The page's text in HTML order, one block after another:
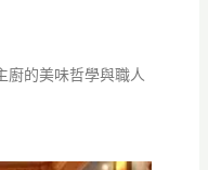
廚的美味哲學與職人